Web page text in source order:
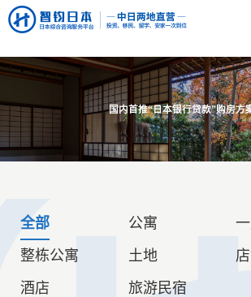
国内首推“日本银行贷款”购房方
全部 公寓
整栋公寓
土地
酒店
旅游民宿